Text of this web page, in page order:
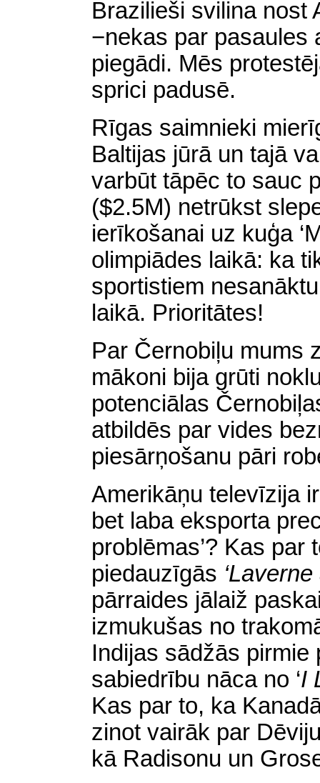
Brazilieši svilina nost
−nekas par pasaules
piegādi. Mēs
sprici padusē.
Rīgas saimnieki
Baltijas jūrā un tajā
varbūt tāpēc to sauc
($2.5M) netrūkst
ierīkošanai uz kuģa
olimpiādes laikā: ka
sportistiem
laikā. Prioritātes!
Par Černobiļu mums
mākoni bija grūti
potenciālas
atbildēs par vides
piesārņošanu pāri
Amerikāņu televīzija
bet laba eksporta
problēmas’? Kas par
piedauzīgās
pārraides jālaiž
izmukušas no
Indijas sādžās
sabiedrību nāca no ‘I
Kas par to, ka
zinot vairāk par
kā Radisonu un